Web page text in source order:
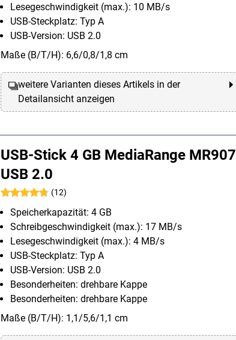
Lesegeschwindigkeit (max.): 10 MB/s
USB-Steckplatz: Typ A
USB-Version: USB 2.0
Maße (B/T/H): 6,6/0,8/1,8 cm
weitere Varianten dieses Artikels in der
Detailansicht anzeigen
USB-Stick 4 GB MediaRange MR907
USB 2.0
(12)
Speicherkapazität: 4 GB
Schreibgeschwindigkeit (max.): 17 MB/s
Lesegeschwindigkeit (max.): 4 MB/s
USB-Steckplatz: Typ A
USB-Version: USB 2.0
Besonderheiten: drehbare Kappe
Besonderheiten: drehbare Kappe
Maße (B/T/H): 1,1/5,6/1,1 cm